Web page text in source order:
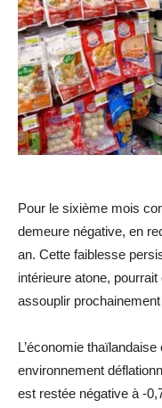
Pour le sixième mois
demeure négative, en
an. Cette faiblesse
intérieure atone,
assouplir
L’économie
environnement
est restée négative à -